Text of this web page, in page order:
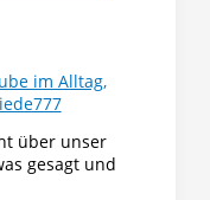
im Alltag,
über unser
gesagt und